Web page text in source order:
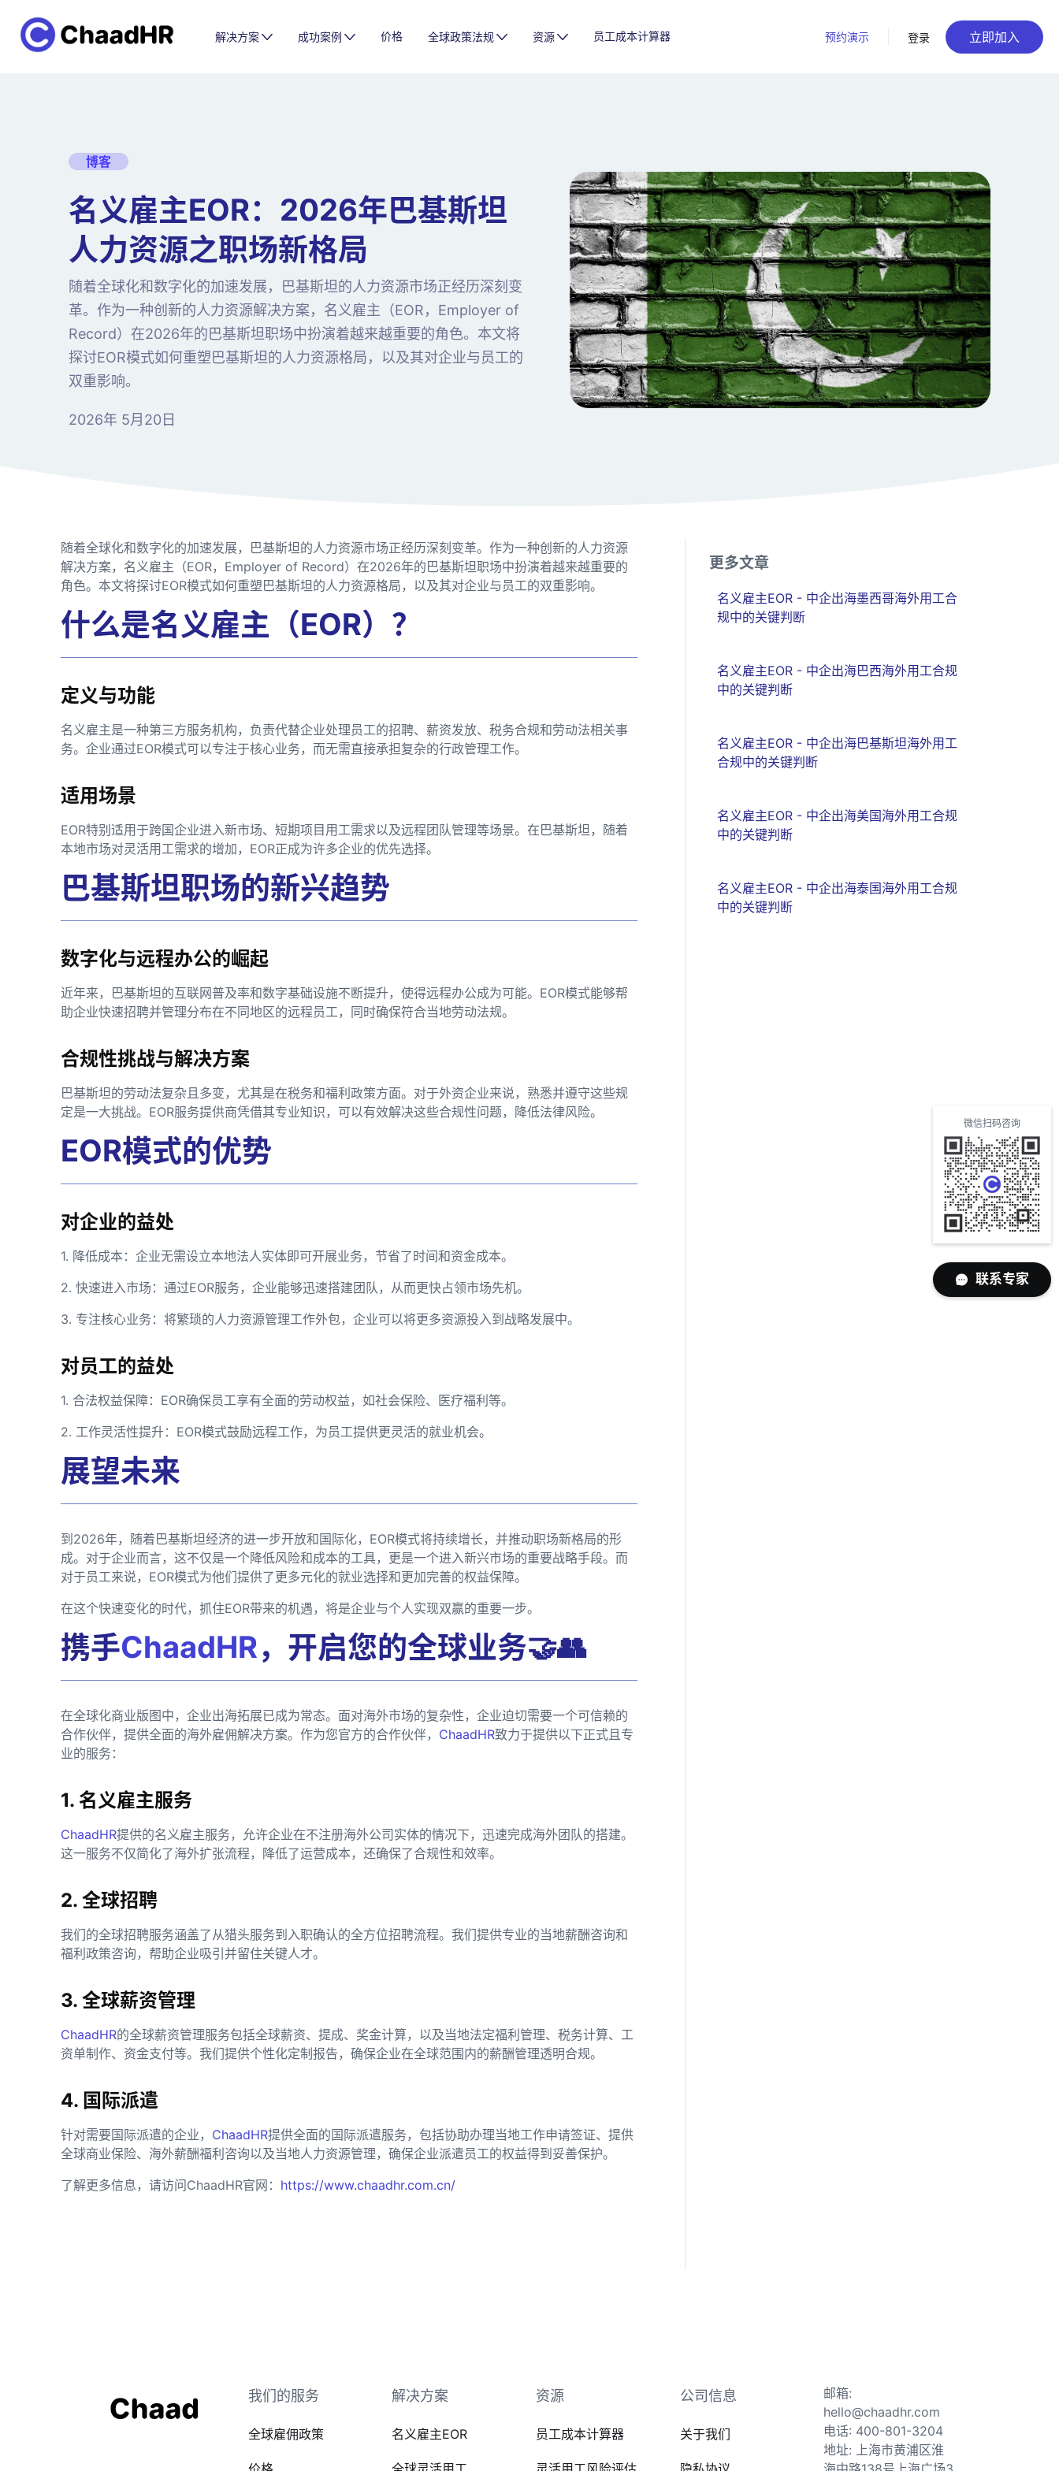
解决方案 成功案例 价格 全球政策法规 资源 员工成本计算器 预约演示 登录 立即加入
博客
名义雇主EOR：2026年巴基斯坦
人力资源之职场新格局
随着全球化和数字化的加速发展，巴基斯坦的人力资源市场正经历深刻变
革。作为一种创新的人力资源解决方案，名义雇主（EOR，Employer of
Record）在2026年的巴基斯坦职场中扮演着越来越重要的角色。本文将
探讨EOR模式如何重塑巴基斯坦的人力资源格局，以及其对企业与员工的
双重影响。
2026年 5月20日
随着全球化和数字化的加速发展，巴基斯坦的人力资源市场正经历深刻变革。作为一种创新的人力资源
解决方案，名义雇主（EOR，Employer of Record）在2026年的巴基斯坦职场中扮演着越来越重要的
角色。本文将探讨EOR模式如何重塑巴基斯坦的人力资源格局，以及其对企业与员工的双重影响。
什么是名义雇主（EOR）？
定义与功能
名义雇主是一种第三方服务机构，负责代替企业处理员工的招聘、薪资发放、税务合规和劳动法相关事
务。企业通过EOR模式可以专注于核心业务，而无需直接承担复杂的行政管理工作。
适用场景
EOR特别适用于跨国企业进入新市场、短期项目用工需求以及远程团队管理等场景。在巴基斯坦，随着
本地市场对灵活用工需求的增加，EOR正成为许多企业的优先选择。
巴基斯坦职场的新兴趋势
数字化与远程办公的崛起
近年来，巴基斯坦的互联网普及率和数字基础设施不断提升，使得远程办公成为可能。EOR模式能够帮
助企业快速招聘并管理分布在不同地区的远程员工，同时确保符合当地劳动法规。
合规性挑战与解决方案
巴基斯坦的劳动法复杂且多变，尤其是在税务和福利政策方面。对于外资企业来说，熟悉并遵守这些规
定是一大挑战。EOR服务提供商凭借其专业知识，可以有效解决这些合规性问题，降低法律风险。
EOR模式的优势
对企业的益处
1. 降低成本：企业无需设立本地法人实体即可开展业务，节省了时间和资金成本。
2. 快速进入市场：通过EOR服务，企业能够迅速搭建团队，从而更快占领市场先机。
3. 专注核心业务：将繁琐的人力资源管理工作外包，企业可以将更多资源投入到战略发展中。
对员工的益处
1. 合法权益保障：EOR确保员工享有全面的劳动权益，如社会保险、医疗福利等。
2. 工作灵活性提升：EOR模式鼓励远程工作，为员工提供更灵活的就业机会。
展望未来
到2026年，随着巴基斯坦经济的进一步开放和国际化，EOR模式将持续增长，并推动职场新格局的形
成。对于企业而言，这不仅是一个降低风险和成本的工具，更是一个进入新兴市场的重要战略手段。而
对于员工来说，EOR模式为他们提供了更多元化的就业选择和更加完善的权益保障。
在这个快速变化的时代，抓住EOR带来的机遇，将是企业与个人实现双赢的重要一步。
携手ChaadHR，开启您的全球业务🤝👥
在全球化商业版图中，企业出海拓展已成为常态。面对海外市场的复杂性，企业迫切需要一个可信赖的
合作伙伴，提供全面的海外雇佣解决方案。作为您官方的合作伙伴， ChaadHR致力于提供以下正式且专
业的服务：
1. 名义雇主服务
ChaadHR提供的名义雇主服务，允许企业在不注册海外公司实体的情况下，迅速完成海外团队的搭建。
这一服务不仅简化了海外扩张流程，降低了运营成本，还确保了合规性和效率。
2. 全球招聘
我们的全球招聘服务涵盖了从猎头服务到入职确认的全方位招聘流程。我们提供专业的当地薪酬咨询和
福利政策咨询，帮助企业吸引并留住关键人才。
3. 全球薪资管理
ChaadHR的全球薪资管理服务包括全球薪资、提成、奖金计算，以及当地法定福利管理、税务计算、工
资单制作、资金支付等。我们提供个性化定制报告，确保企业在全球范围内的薪酬管理透明合规。
4. 国际派遣
针对需要国际派遣的企业， ChaadHR提供全面的国际派遣服务，包括协助办理当地工作申请签证、提供
全球商业保险、海外薪酬福利咨询以及当地人力资源管理，确保企业派遣员工的权益得到妥善保护。
了解更多信息，请访问ChaadHR官网： https://www.chaadhr.com.cn/
更多文章
名义雇主EOR - 中企出海墨西哥海外用工合
规中的关键判断
名义雇主EOR - 中企出海巴西海外用工合规
中的关键判断
名义雇主EOR - 中企出海巴基斯坦海外用工
合规中的关键判断
名义雇主EOR - 中企出海美国海外用工合规
中的关键判断
名义雇主EOR - 中企出海泰国海外用工合规
中的关键判断
我们的服务
全球雇佣政策
解决方案
名义雇主EOR
资源
员工成本计算器
公司信息
关于我们
邮箱:
hello@chaadhr.com
电话: 400-801-3204
地址: 上海市黄浦区淮
微信扫码咨询
联系专家